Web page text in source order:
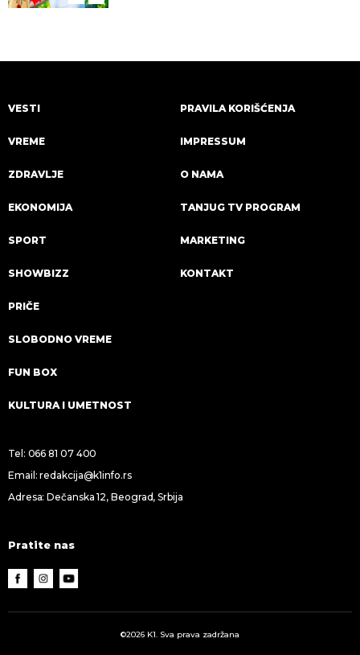
VESTI
VREME
ZDRAVLJE
EKONOMIJA
SPORT
SHOWBIZZ
PRIČE
SLOBODNO VREME
FUN BOX
KULTURA I UMETNOST
PRAVILA KORIŠĆENJA
IMPRESSUM
O NAMA
TANJUG TV PROGRAM
MARKETING
KONTAKT
Tel: 066 81 07 400
Email:redakcija@k1info.rs
Adresa: Dečanska 12, Beograd, Srbija
Pratite nas
©2026 K1. Sva prava zadržana